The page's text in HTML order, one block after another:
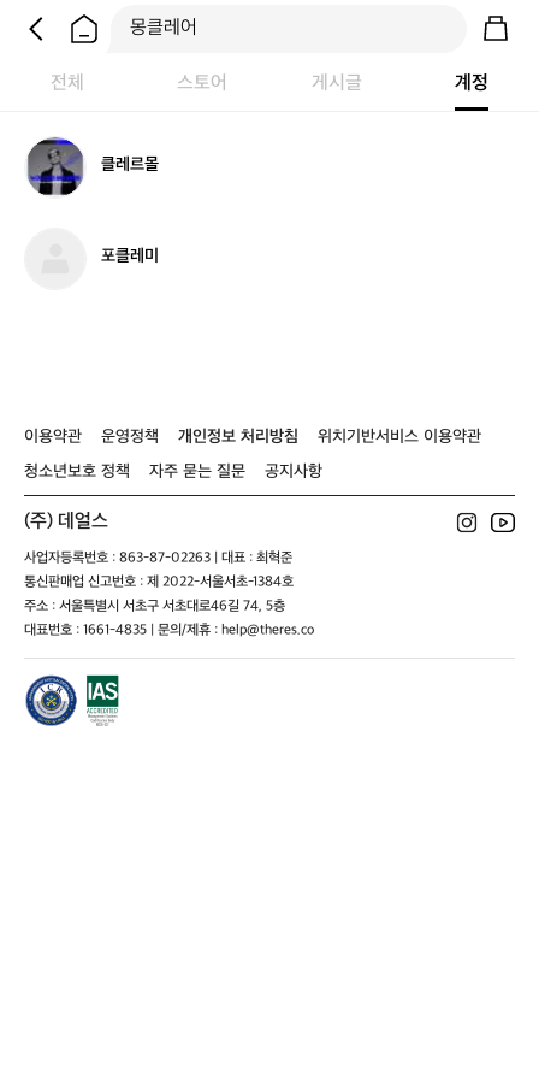
전체 스토어 게시글 계정
클
레
르
클레르몰
포클레미
이용약관 운영정책 개인정보 처리방침
위치기반서비스 이용약관
청소년보호 정책
자주 묻는 질문 공지사항
(주) 데얼스
사업자등록번호 : 863-87-02263 | 대표 : 최혁준
통신판매업 신고번호 : 제 2022-서울서초-1384호
주소 : 서울특별시 서초구 서초대로46길 74, 5층
대표번호 : 1661-4835 | 문의/제휴 : help@theres.co